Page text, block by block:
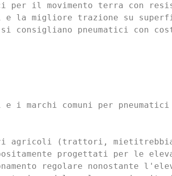
per il movimento terra con
e la migliore trazione su
consigliano pneumatici con
i marchi comuni per
agricoli (trattori,
progettati per le
regolare nonostante